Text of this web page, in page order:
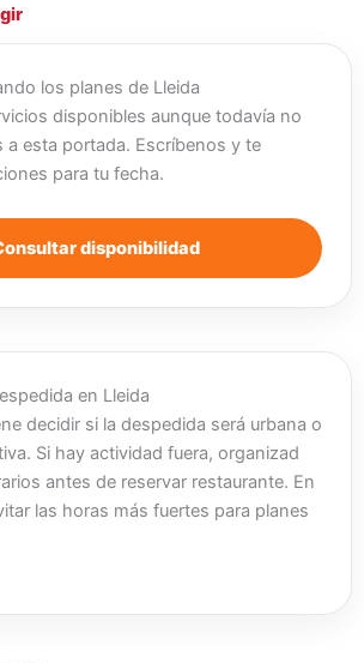
los planes de Lleida
disponibles aunque todavía no
a esta portada. Escríbenos y te
para tu fecha.
disponibilidad
en Lleida
decidir si la despedida será urbana o
Si hay actividad fuera, organizad
antes de reservar restaurante. En
las horas más fuertes para planes